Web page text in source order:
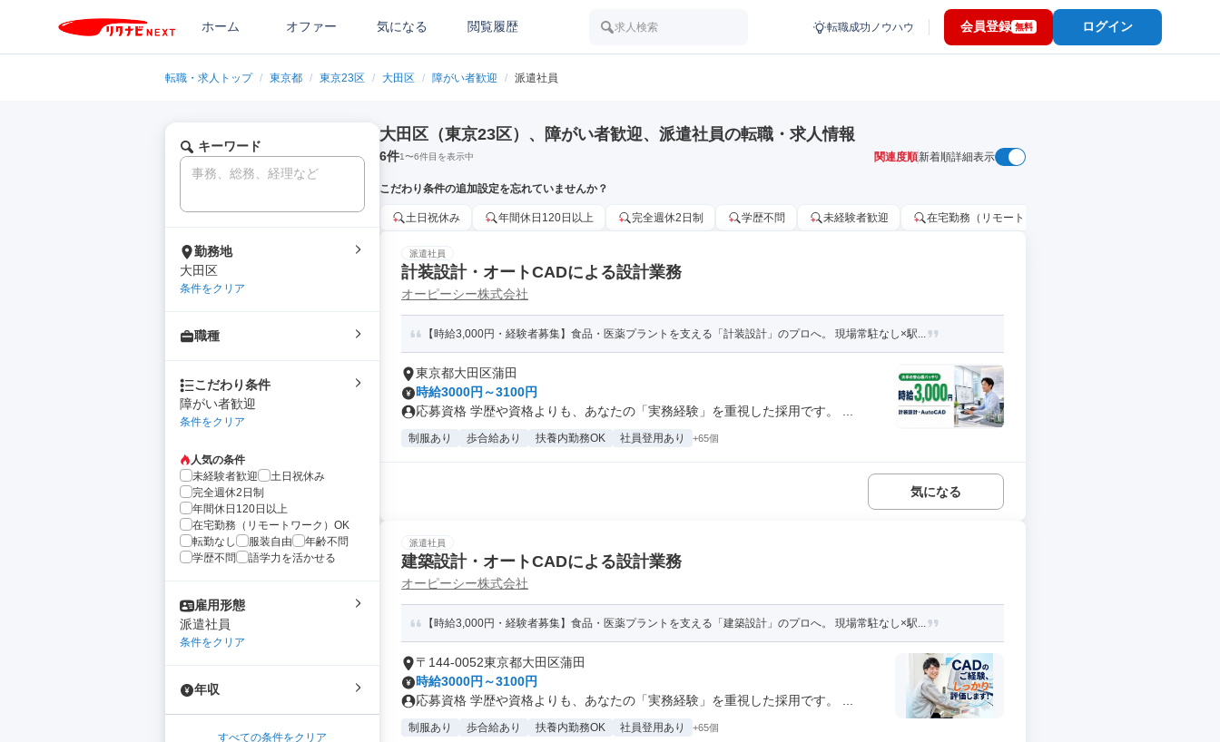
ホーム オファー 気になる 閲覧履歴 求人検索 転職成功ノウハウ 会員登録 無料 ログイン
転職・求人トップ / 東京都 / 東京23区 / 大田区 / 障がい者歓迎 / 派遣社員
キーワード
勤務地
大田区
条件をクリア
職種
こだわり条件
障がい者歓迎
条件をクリア
人気の条件
未経験者歓迎
土日祝休み
完全週休2日制
年間休日120日以上
在宅勤務（リモートワーク）OK
転勤なし
服装自由
年齢不問
学歴不問
語学力を活かせる
雇用形態
派遣社員
条件をクリア
年収
すべての条件をクリア
大田区（東京23区）、障がい者歓迎、派遣社員の転職・求人情報
6件1〜6件目を表示中 関連度順新着順詳細表示
こだわり条件の追加設定を忘れていませんか？
土日祝休み 年間休日120日以上 完全週休2日制 学歴不問 未経験者歓迎 在宅勤務（リモートワーク）OK
派遣社員
計装設計・オートCADによる設計業務
オーピーシー株式会社
【時給3,000円・経験者募集】食品・医薬プラントを支える「計装設計」のプロへ。 現場常駐なし×駅...
東京都大田区蒲田
時給3000円～3100円
応募資格 学歴や資格よりも、あなたの「実務経験」を重視した採用です。 ...
制服あり 歩合給あり 扶養内勤務OK 社員登用あり +65個
気になる
派遣社員
建築設計・オートCADによる設計業務
オーピーシー株式会社
【時給3,000円・経験者募集】食品・医薬プラントを支える「建築設計」のプロへ。 現場常駐なし×駅...
〒144-0052東京都大田区蒲田
時給3000円～3100円
応募資格 学歴や資格よりも、あなたの「実務経験」を重視した採用です。 ...
制服あり 歩合給あり 扶養内勤務OK 社員登用あり +65個